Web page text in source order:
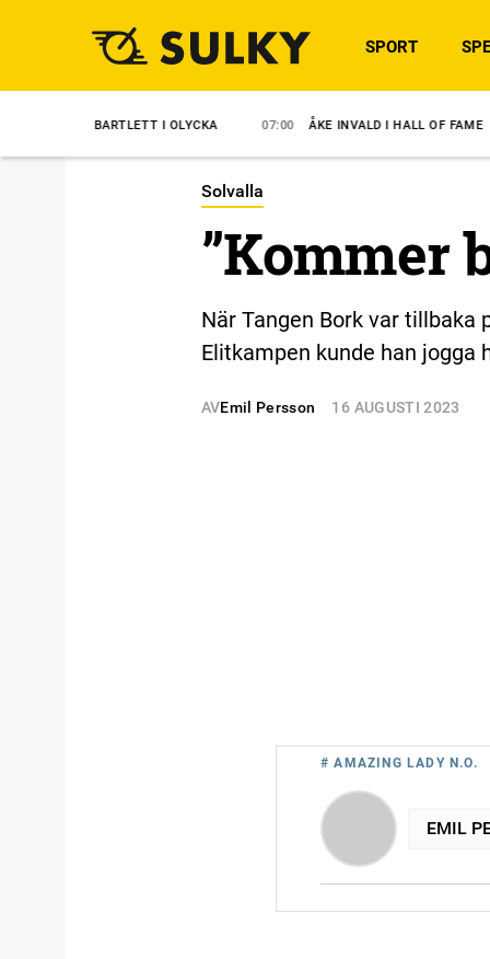
SPORT
I OLYCKA 07:00 ÅKE INVALD I HALL OF FAME 06:44
Solvalla
”Kommer
När Tangen Bork var
Elitkampen kunde han jogga
AVEmil Persson 16 AUGUSTI 2023
# AMAZING LADY N.O.
EMIL